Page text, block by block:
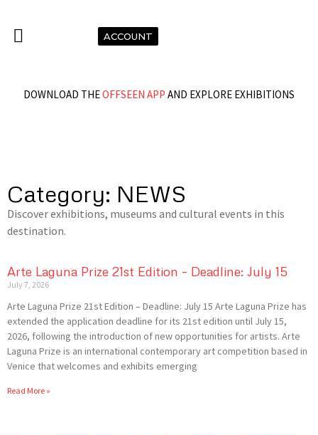
ACCOUNT
DOWNLOAD THEOFFSEEN APP AND EXPLORE EXHIBITIONS
Category: NEWS
Discover exhibitions, museums and cultural events in this
destination.
Arte Laguna Prize 21st Edition – Deadline: July 15
July 7, 2026
Arte Laguna Prize 21st Edition – Deadline: July 15 Arte Laguna Prize has
extended the application deadline for its 21st edition until July 15,
2026, following the introduction of new opportunities for artists. Arte
Laguna Prize is an international contemporary art competition based in
Venice that welcomes and exhibits emerging
Read More »